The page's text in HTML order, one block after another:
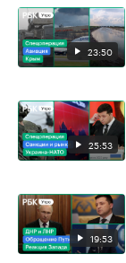
23:50
25:53
19:53